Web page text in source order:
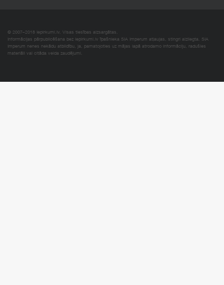
© 2007–2018 Iepirkumi.lv. Visas tiesības aizsargātas.
Informācijas pārpublicēšana bez iepirkumi.lv īpašnieka SIA Imperum atļaujas, stingri aizliegta. SIA
Imperum nenes nekādu atbildību, ja, pamatojoties uz mājas lapā atrodamo informāciju, radušies
materiāli vai citāda veida zaudējumi.